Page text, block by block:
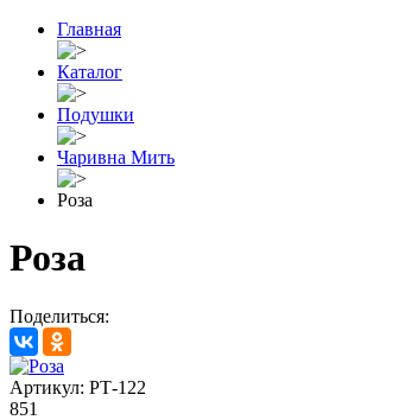
Главная
Каталог
Подушки
Чаривна Мить
Роза
Роза
Поделиться:
Артикул: РТ-122
851